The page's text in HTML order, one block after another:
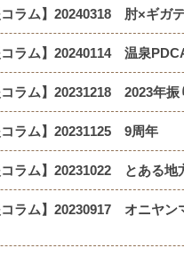
コラム】20240318 肘×ギガ
コラム】20240114 温泉
コラム】20231218 2023年振
コラム】20231125 9周年
コラム】20231022 とある地
コラム】20230917 オニヤン